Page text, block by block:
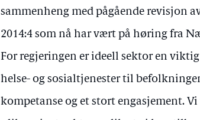
sammenheng med pågående revisjon
2014:4 som nå har vært på høring fra
For regjeringen er ideell sektor en
helse- og sosialtjenester til
kompetanse og et stort engasjement.